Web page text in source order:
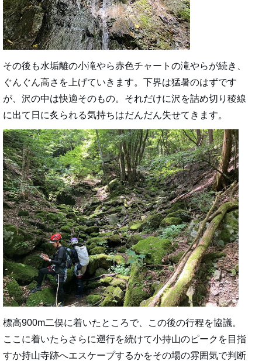
その後も水垢離の小滝やら赤色チャートの滝やらが続き、
ぐんぐん高さを上げていきます。下界は猛暑のはずです
が、沢の中は快適そのもの。それだけに沢を詰め切り稜線
に出て日に炙られる気持ちはだんだん失せてきます。
標高900m二俣に着いたところで、この後の行程を協議。
ここに着いたらさらに遡行を続けて小持山のピークを目指
すか持山寺跡へエスケープするかをその場の雰囲気で判断